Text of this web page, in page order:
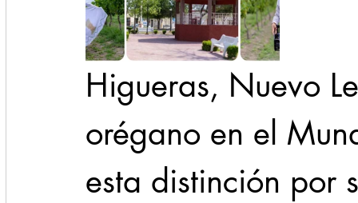
Higueras, Nuevo
orégano en el
esta distinción por